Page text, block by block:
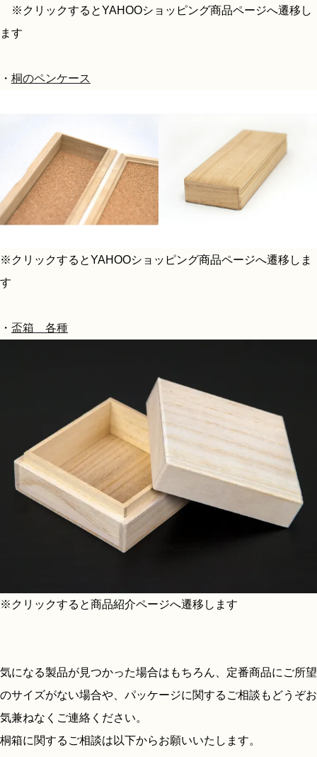
※クリックするとYAHOOショッピング商品ページへ遷移し
ます
・ 桐のペンケース
※クリックするとYAHOOショッピング商品ページへ遷移しま
す
・ 盃箱 各種
※クリックすると商品紹介ページへ遷移します
気になる製品が見つかった場合はもちろん、定番商品にご所望
のサイズがない場合や、パッケージに関するご相談もどうぞお
気兼ねなくご連絡ください。
桐箱に関するご相談は以下からお願いいたします。